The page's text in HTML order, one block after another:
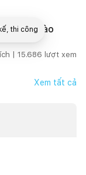
đình vào
| 15.686 lượt xem
Xem tất cả
thi công